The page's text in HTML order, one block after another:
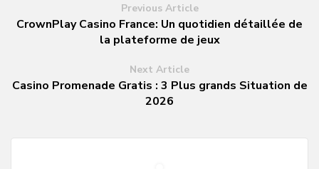
Previous Article
CrownPlay Casino France: Un quotidien détaillée de
la plateforme de jeux
Next Article
Casino Promenade Gratis : 3 Plus grands Situation de
2026